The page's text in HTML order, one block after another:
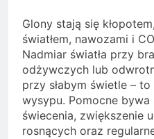
Glony stają się
światłem, nawozami i
Nadmiar światła przy
odżywczych lub
przy słabym świetle –
wysypu. Pomocne bywa
świecenia, zwiększenie
rosnących oraz